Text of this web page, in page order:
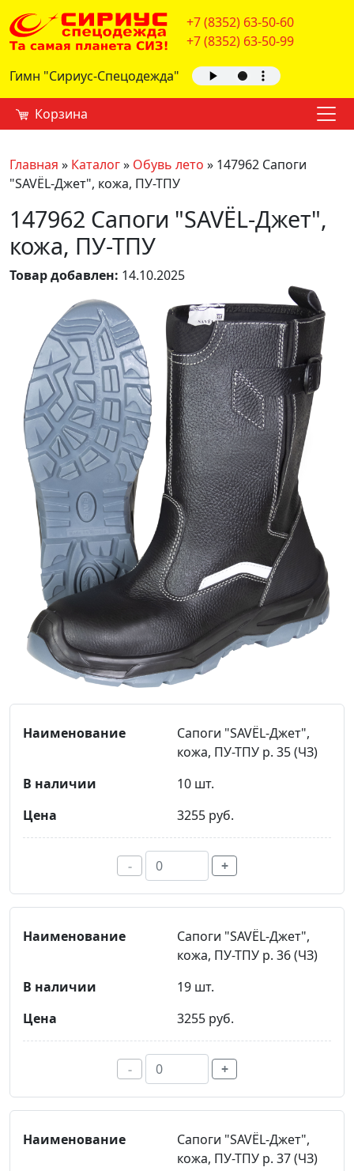
+7 (8352) 63-50-60
+7 (8352) 63-50-99
Гимн "Сириус-Спецодежда"
Корзина
Главная » Каталог» Обувь лето » 147962 Сапоги
"SAVЁL-Джет", кожа, ПУ-ТПУ
147962 Сапоги "SAVЁL-Джет",
кожа, ПУ-ТПУ
Товар добавлен: 14.10.2025
Сапоги "SAVЁL-Джет",
кожа, ПУ-ТПУ р. 35 (ЧЗ)
10 шт.
3255 руб.
- +
Сапоги "SAVЁL-Джет",
кожа, ПУ-ТПУ р. 36 (ЧЗ)
19 шт.
3255 руб.
- +
Сапоги "SAVЁL-Джет",
кожа, ПУ-ТПУ р. 37 (ЧЗ)